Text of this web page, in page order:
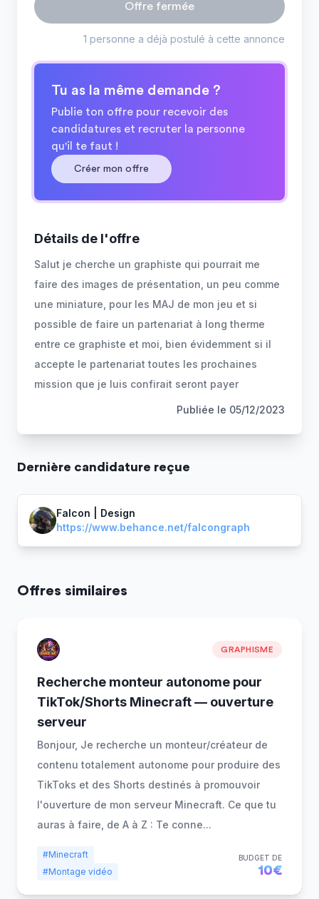
Offre fermée
1 personne a déjà postulé à cette annonce
Tu as la même demande ?
Publie ton offre pour recevoir des
candidatures et recruter la personne
qu'il te faut !
Créer mon offre
Détails de l'offre
Salut je cherche un graphiste qui pourrait me
faire des images de présentation, un peu comme
une miniature, pour les MAJ de mon jeu et si
possible de faire un partenariat à long therme
entre ce graphiste et moi, bien évidemment si il
accepte le partenariat toutes les prochaines
mission que je luis confirait seront payer
Publiée le 05/12/2023
Dernière candidature reçue
Falcon | Design
https://www.behance.net/falcongraph
Offres similaires
GRAPHISME
Recherche monteur autonome pour
TikTok/Shorts Minecraft — ouverture
serveur
Bonjour, Je recherche un monteur/créateur de
contenu totalement autonome pour produire des
TikToks et des Shorts destinés à promouvoir
l'ouverture de mon serveur Minecraft. Ce que tu
auras à faire, de A à Z : Te conne...
#Minecraft
#Montage vidéo
BUDGET DE
10€